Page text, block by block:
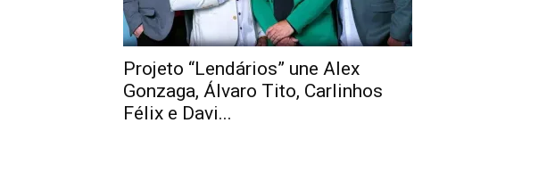
Projeto “Lendários” une Alex
Gonzaga, Álvaro Tito, Carlinhos
Félix e Davi...